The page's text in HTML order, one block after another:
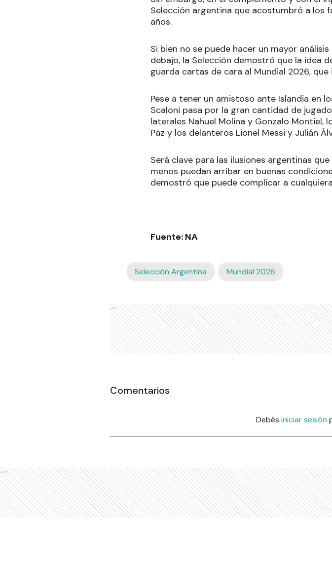
Selección argentina que acostumbró a los
años.
Si bien no se puede hacer un mayor
debajo, la Selección demostró que la idea
guarda cartas de cara al Mundial 2026, que
Pese a tener un amistoso ante Islandia en
Scaloni pasa por la gran cantidad de
laterales Nahuel Molina y Gonzalo Montiel,
Paz y los delanteros Lionel Messi y Julián
Será clave para las ilusiones argentinas
menos puedan arribar en buenas
demostró que puede complicar a
Fuente: NA
Selección Argentina Mundial 2026
Ads
Comentarios
Debés iniciar sesión
Ads